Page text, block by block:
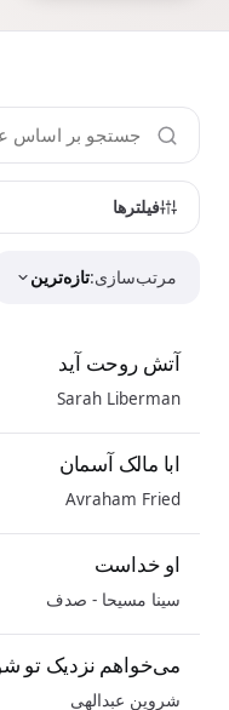
فیلترها
مرتب‌سازی:تازه‌ترین
آتش روحت آید
Sarah Liberman
ابا مالک آسمان
Avraham Fried
او خداست
سینا مسیحا - صدف
می‌خواهم نزدیک تو
شروین عبدالهی